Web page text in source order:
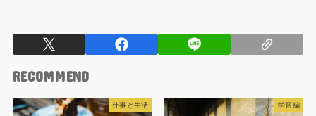
RECOMMEND
仕事と生活 学習編